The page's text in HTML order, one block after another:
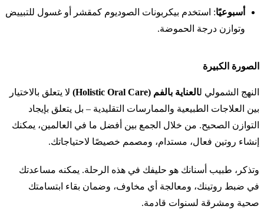
أسبوعيًا: استخدم بيكربونات الصوديوم كمقشر أو غسول للتبييض
وتوازن درجة الحموضة.
الصورة الكبيرة
النهج الشمولي لالعناية بالفم (Holistic Oral Care)
لا يتعلق بالاختيار
بين العلاجات الطبيعية والممارسات التقليدية – بل يتعلق بإيجاد
التوازن الصحيح. من خلال الجمع بين أفضل ما في العالمين، يمكنك
إنشاء روتين فعال، مستدام، ومصمم خصيصًا لاحتياجاتك.
وتذكر، طبيب أسنانك هو حليفك في هذه الرحلة. يمكنه مساعدتك
في ضبط روتينك، ومعالجة أي مخاوف، وضمان بقاء ابتسامتك
صحية ومشرقة لسنوات قادمة.